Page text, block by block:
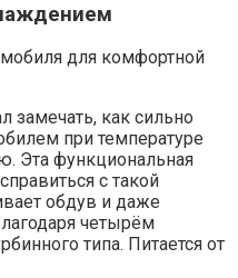
замечать, как сильно
при температуре
Эта функциональная
с такой
обдув и даже
четырём
типа. Питается от